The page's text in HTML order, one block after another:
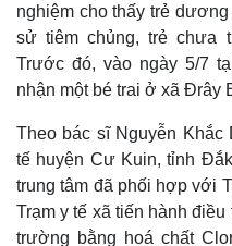
nghiệm cho thấy trẻ
sử tiêm chủng, trẻ chưa
Trước đó, vào ngày 5/7
nhận một bé trai ở xã Đrây
Theo bác sĩ Nguyễn Khắc
tế huyện Cư Kuin, tỉnh
trung tâm đã phối hợp với
Trạm y tế xã tiến hành
trường bằng hoá chất